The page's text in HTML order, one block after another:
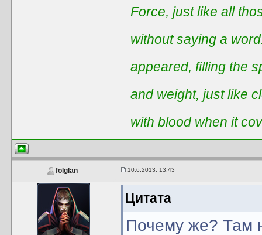
Force, just like all
without saying a
appeared, filling the
and weight, just like
with blood when it
folglan 10.6.2013, 13:43
Цитата
Почему же? Там